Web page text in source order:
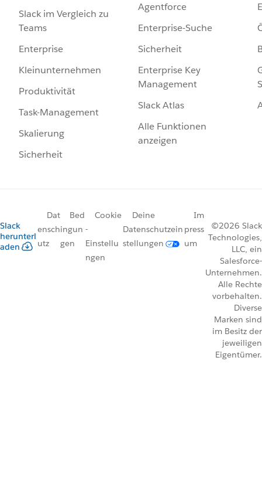
Slack im Vergleich zu
Teams
Enterprise
Kleinunternehmen
Produktivität
Task-Management
Skalierung
Sicherheit
Agentforce
Enterprise-Suche
Sicherheit
Enterprise Key
Management
Slack Atlas
Alle Funktionen
anzeigen
Slack
herunterl
aden
Dat
ensch
utz
Bed
ingun
gen
Cookie
-
Einstellu
ngen
Deine
Datenschutzein
stellungen
Im
press
um
©2026 Slack
Technologies,
LLC, ein
Salesforce-
Unternehmen.
Alle Rechte
vorbehalten.
Diverse
Marken sind
im Besitz der
jeweiligen
Eigentümer.